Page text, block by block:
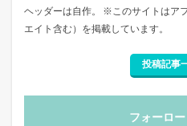
ヘッダーは自作。 ※このサイトはア
エイト含む）を掲載しています。
投稿記事
フォーロー